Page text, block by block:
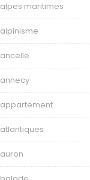
alpes maritimes
alpinisme
ancelle
annecy
appartement
atlantiques
auron